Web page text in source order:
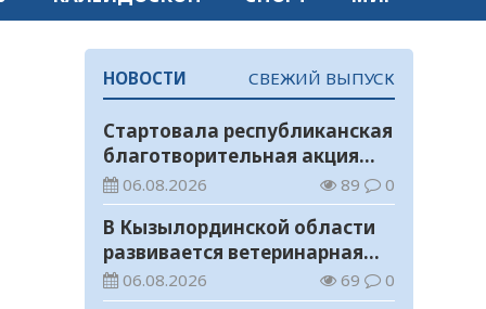
НОВОСТИ СВЕЖИЙ ВЫПУСК
Стартовала республиканская
благотворительная акция
«Дорога в школу»
06.08.2026 89 0
В Кызылординской области
развивается ветеринарная
отрасль
06.08.2026 69 0